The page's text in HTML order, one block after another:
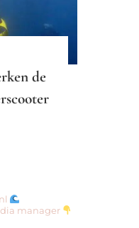
de
manager